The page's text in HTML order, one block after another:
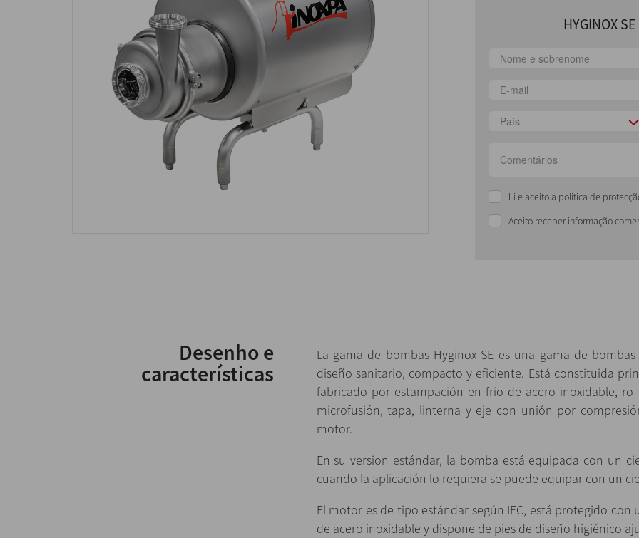
HYGINOX
País
Li e aceito a politica de
Aceito receber informação
Desenho e
características
La gama de bombas Hyginox SE es una gama de
diseño sanitario, compacto y eficiente. Está constituida
fabricado por estampación en frío de acero inoxidable,
microfusión, tapa, linterna y eje con unión por
motor.
En su version estándar, la bomba está equipada con un
cuando la aplicación lo requiera se puede equipar con un
El motor es de tipo estándar según IEC, está protegido
de acero inoxidable y dispone de pies de diseño higiénico